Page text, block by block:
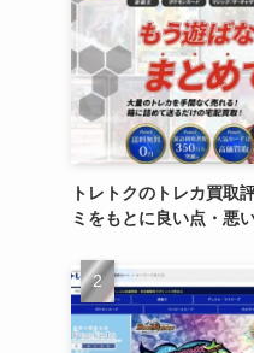
トレトクのトレカ買取
ミをもとに良い点・悪